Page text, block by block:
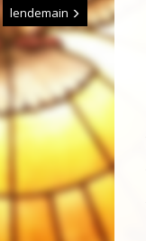
à sa vie dans
lendemain